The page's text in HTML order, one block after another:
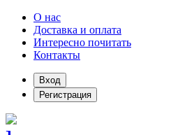
О нас
Доставка и оплата
Интересно почитать
Контакты
Вход
Регистрация